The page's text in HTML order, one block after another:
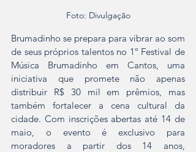
Foto: Divulgação
Brumadinho se prepara para vibrar ao som
de seus próprios talentos no 1º Festival de
Música Brumadinho em Cantos, uma
iniciativa que promete não apenas
distribuir R$ 30 mil em prêmios, mas
também fortalecer a cena cultural da
cidade. Com inscrições abertas até 14 de
maio, o evento é exclusivo para
moradores a partir dos 14 anos,